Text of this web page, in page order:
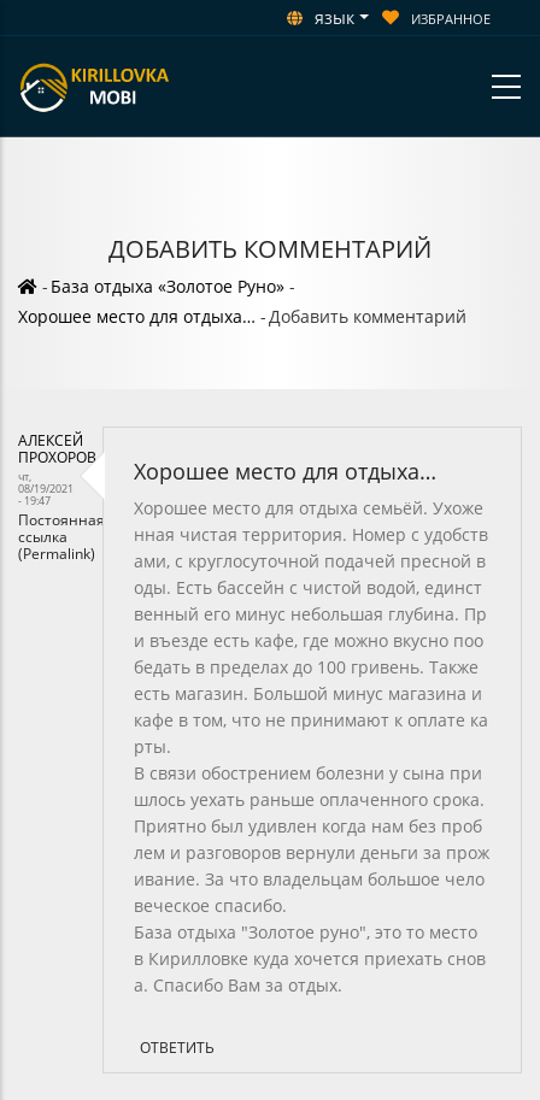
язык ИЗБРАННОЕ
ДОБАВИТЬ КОММЕНТАРИЙ
Строка
навигации
- База отдыха «Золотое Руно» -
Хорошее место для отдыха… -Добавить комментарий
АЛЕКСЕЙ
ПРОХОРОВ
чт,
08/19/2021
- 19:47
Постоянная
ссылка
(Permalink)
Хорошее место для отдыха…
Хорошее место для отдыха семьёй. Ухоже
нная чистая территория. Номер с удобств
ами, с круглосуточной подачей пресной в
оды. Есть бассейн с чистой водой, единст
венный его минус небольшая глубина. Пр
и въезде есть кафе, где можно вкусно поо
бедать в пределах до 100 гривень. Также
есть магазин. Большой минус магазина и
кафе в том, что не принимают к оплате ка
рты.
В связи обострением болезни у сына при
шлось уехать раньше оплаченного срока.
Приятно был удивлен когда нам без проб
лем и разговоров вернули деньги за прож
ивание. За что владельцам большое чело
веческое спасибо.
База отдыха "Золотое руно", это то место
в Кирилловке куда хочется приехать снов
а. Спасибо Вам за отдых.
ОТВЕТИТЬ